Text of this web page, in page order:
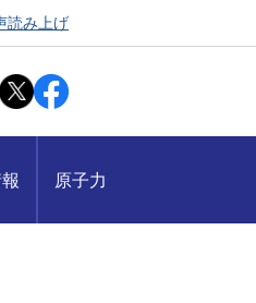
読み上げ
原子力